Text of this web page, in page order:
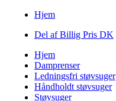
Hjem
Del af Billig Pris DK
Hjem
Damprenser
Ledningsfri støvsuger
Håndholdt støvsuger
Støvsuger